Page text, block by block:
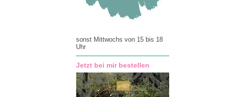
sonst Mittwochs von 15 bis 18
Uhr
Jetzt bei mir bestellen